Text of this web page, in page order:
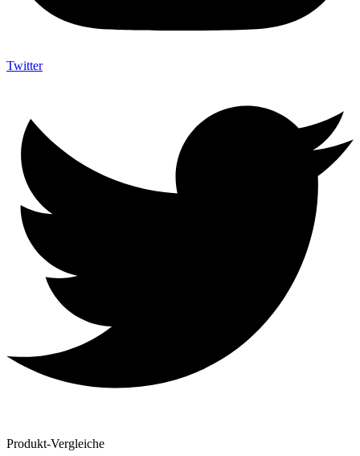
Twitter
Produkt-Vergleiche